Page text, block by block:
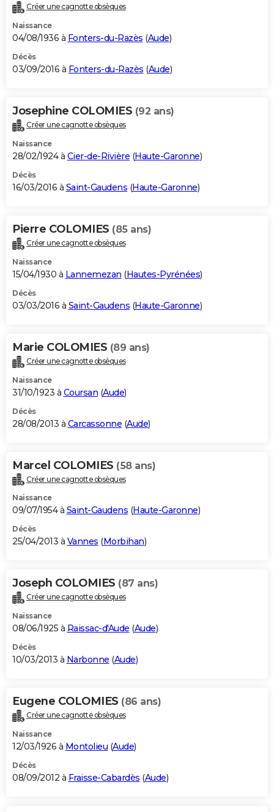
Créer une cagnotte obsèques
Naissance
04/08/1936 à Fonters-du-Razès (Aude)
Décès
03/09/2016 à Fonters-du-Razès (Aude)
Josephine COLOMIES (92 ans)
Créer une cagnotte obsèques
Naissance
28/02/1924 à Cier-de-Rivière (Haute-Garonne)
Décès
16/03/2016 à Saint-Gaudens (Haute-Garonne)
Pierre COLOMIES (85 ans)
Créer une cagnotte obsèques
Naissance
15/04/1930 à Lannemezan (Hautes-Pyrénées)
Décès
03/03/2016 à Saint-Gaudens (Haute-Garonne)
Marie COLOMIES (89 ans)
Créer une cagnotte obsèques
Naissance
31/10/1923 à Coursan (Aude)
Décès
28/08/2013 à Carcassonne (Aude)
Marcel COLOMIES (58 ans)
Créer une cagnotte obsèques
Naissance
09/07/1954 à Saint-Gaudens (Haute-Garonne)
Décès
25/04/2013 à Vannes (Morbihan)
Joseph COLOMIES (87 ans)
Créer une cagnotte obsèques
Naissance
08/06/1925 à Raissac-d'Aude (Aude)
Décès
10/03/2013 à Narbonne (Aude)
Eugene COLOMIES (86 ans)
Créer une cagnotte obsèques
Naissance
12/03/1926 à Montolieu (Aude)
Décès
08/09/2012 à Fraisse-Cabardès (Aude)